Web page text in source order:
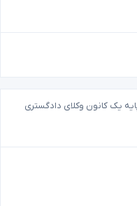
یک کانون وکلای دادگستری